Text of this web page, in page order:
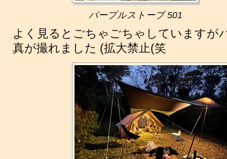
パープルストーブ 501
よく見るとごちゃごちゃしていますが
真が撮れました (拡大禁止(笑